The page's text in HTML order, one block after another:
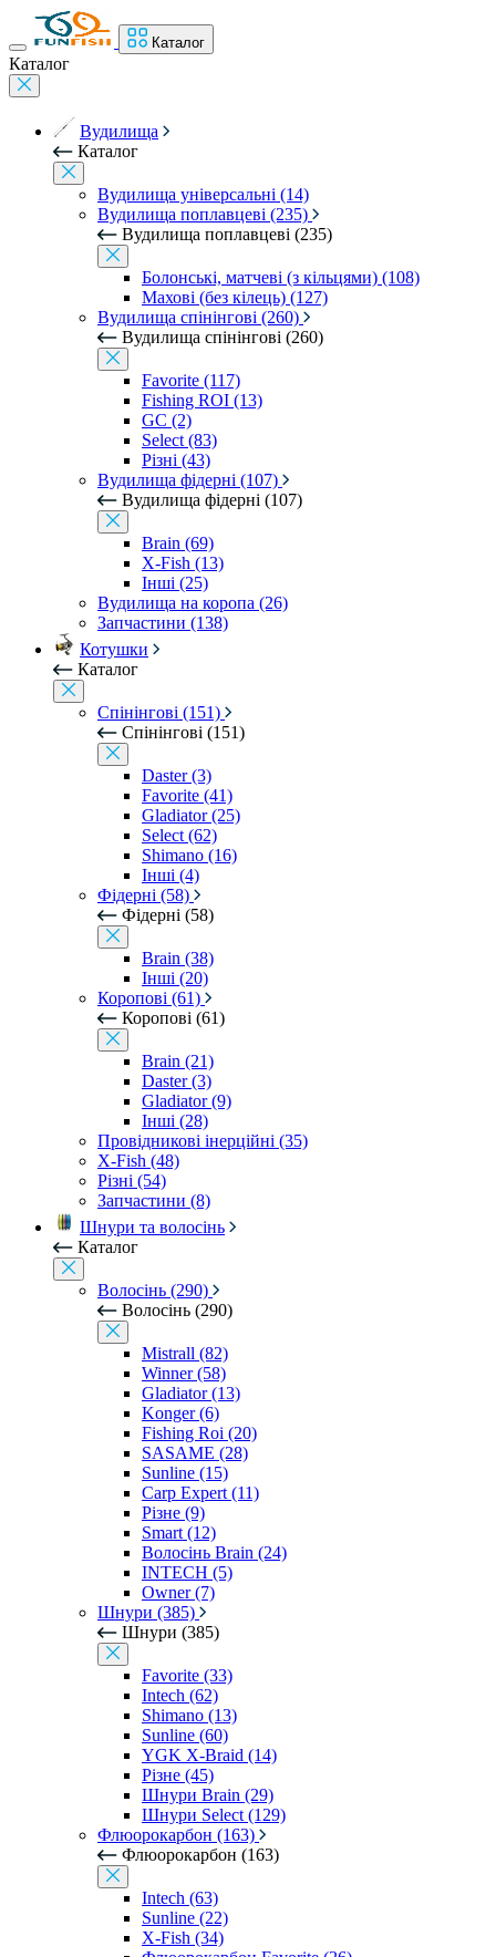
Каталог
Каталог
Вудилища
Каталог
Вудилища універсальні (14)
Вудилища поплавцеві (235)
Вудилища поплавцеві (235)
Болонські, матчеві (з кільцями) (108)
Махові (без кілець) (127)
Вудилища спінінгові (260)
Вудилища спінінгові (260)
Favorite (117)
Fishing ROI (13)
GC (2)
Select (83)
Різні (43)
Вудилища фідерні (107)
Вудилища фідерні (107)
Brain (69)
X-Fish (13)
Інші (25)
Вудилища на коропа (26)
Запчастини (138)
Котушки
Каталог
Спінінгові (151)
Спінінгові (151)
Daster (3)
Favorite (41)
Gladiator (25)
Select (62)
Shimano (16)
Інші (4)
Фідерні (58)
Фідерні (58)
Brain (38)
Інші (20)
Коропові (61)
Коропові (61)
Brain (21)
Daster (3)
Gladiator (9)
Інші (28)
Провідникові інерційні (35)
X-Fish (48)
Різні (54)
Запчастини (8)
Шнури та волосінь
Каталог
Волосінь (290)
Волосінь (290)
Mistrall (82)
Winner (58)
Gladiator (13)
Konger (6)
Fishing Roi (20)
SASAME (28)
Sunline (15)
Carp Expert (11)
Різне (9)
Smart (12)
Волосінь Brain (24)
INTECH (5)
Owner (7)
Шнури (385)
Шнури (385)
Favorite (33)
Intech (62)
Shimano (13)
Sunline (60)
YGK X-Braid (14)
Різне (45)
Шнури Brain (29)
Шнури Select (129)
Флюорокарбон (163)
Флюорокарбон (163)
Intech (63)
Sunline (22)
X-Fish (34)